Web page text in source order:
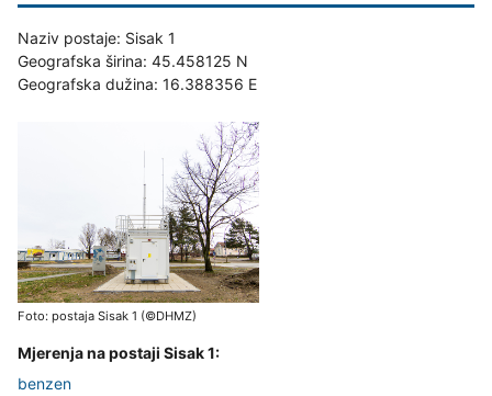
Naziv postaje: Sisak 1
Geografska širina: 45.458125 N
Geografska dužina: 16.388356 E
Foto: postaja Sisak 1 (©DHMZ)
Mjerenja na postaji Sisak 1:
benzen